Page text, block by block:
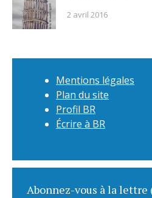
2 avril 2016
Mentions légales
Plan du site
Profil BR
Écrire à BR
Abonnez-vous à la